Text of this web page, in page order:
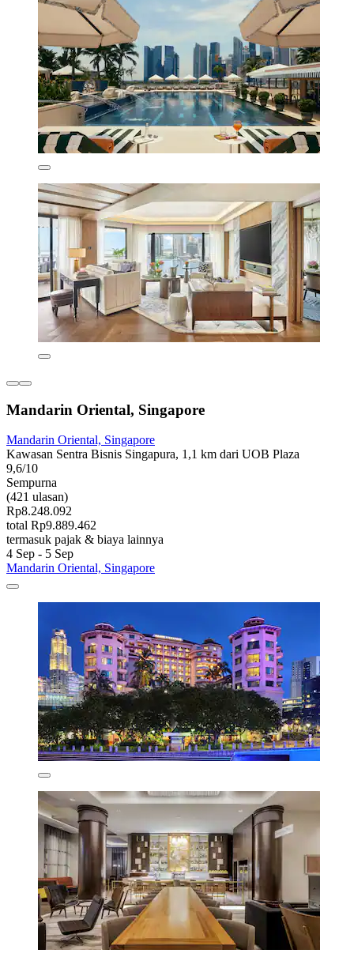
Mandarin Oriental, Singapore
Mandarin Oriental, Singapore
Kawasan Sentra Bisnis Singapura, 1,1 km dari UOB Plaza
9,6/10
Sempurna
(421 ulasan)
Rp8.248.092
total Rp9.889.462
termasuk pajak & biaya lainnya
4 Sep - 5 Sep
Mandarin Oriental, Singapore